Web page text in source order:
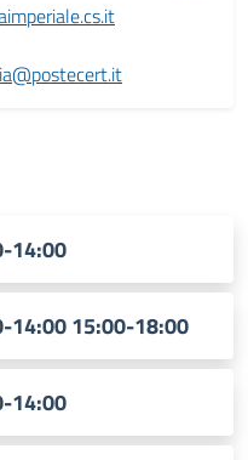
14:00
14:00 15:00-18:00
14:00